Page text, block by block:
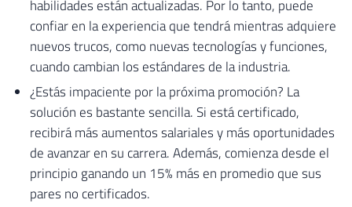
habilidades están actualizadas. Por lo tanto, puede
confiar en la experiencia que tendrá mientras adquiere
nuevos trucos, como nuevas tecnologías y funciones,
cuando cambian los estándares de la industria.
¿Estás impaciente por la próxima promoción? La
solución es bastante sencilla. Si está certificado,
recibirá más aumentos salariales y más oportunidades
de avanzar en su carrera. Además, comienza desde el
principio ganando un 15% más en promedio que sus
pares no certificados.